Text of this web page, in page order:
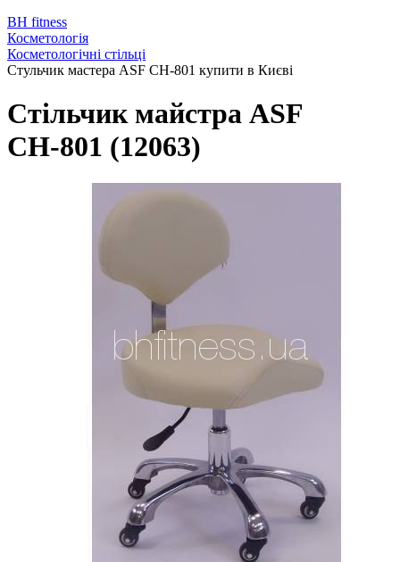
BH fitness
Косметологія
Косметологічні стільці
Стульчик мастера ASF СН-801 купити в Києві
Стільчик майстра ASF
СН-801 (12063)